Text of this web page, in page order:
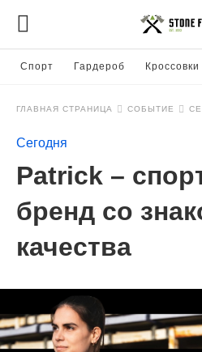
Спорт Гардероб Кроссовки
ГЛАВНАЯ СТРАНИЦА СОБЫТИЕ
Сегодня
Patrick –
бренд со
качества